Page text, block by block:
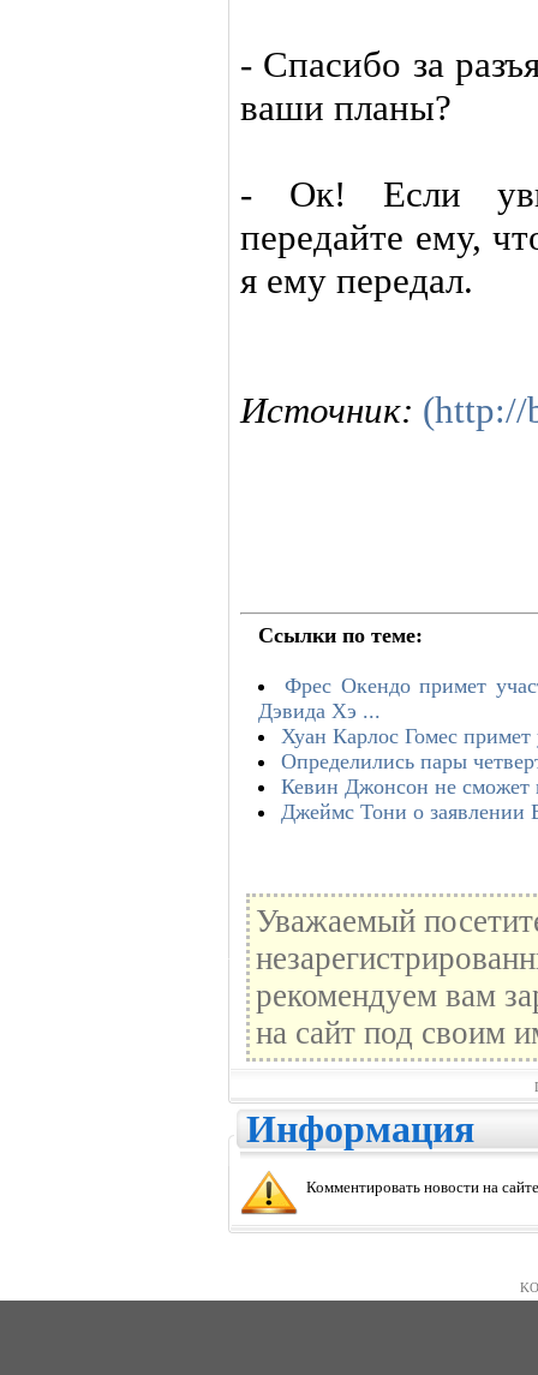
- Спасибо за
ваши планы?
- Ок! Если
передайте ему,
я ему передал.
Источник: (http://
Ссылки по теме:
Фрес Окендо примет
Дэвида Хэ ...
Хуан Карлос Гомес
Определились пары
Кевин Джонсон не сможет
Джеймс Тони о заявлении
Уважаемый
рекомендуем вам
на сайт под своим
Информация
Комментировать новости на